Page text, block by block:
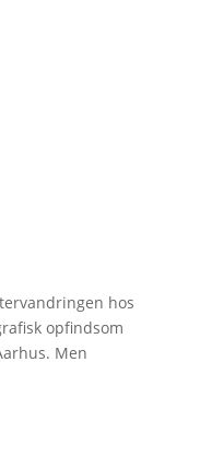
hos
opfindsom
Men